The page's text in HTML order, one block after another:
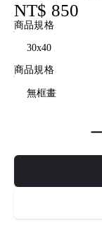
NT$ 850
商品規格
商品規格